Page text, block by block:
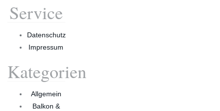
Service
Datenschutz
Impressum
Kategorien
Allgemein
Balkon &